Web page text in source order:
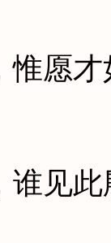
愿才
见此